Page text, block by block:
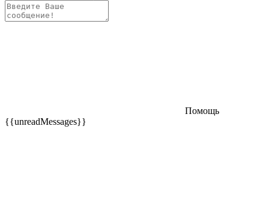
Помощь
{{unreadMessages}}